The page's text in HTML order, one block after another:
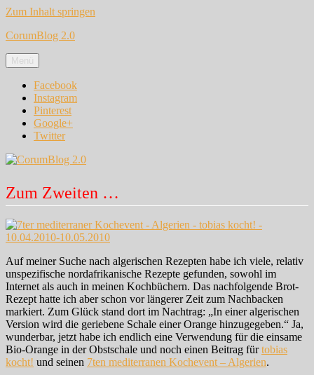
Zum Inhalt springen
CorumBlog 2.0
Menü
Facebook
Instagram
Pinterest
Google+
Twitter
Zum Zweiten …
Auf meiner Suche nach algerischen Rezepten habe ich viele, relativ
unspezifische nordafrikanische Rezepte gefunden, sowohl im
Internet als auch in meinen Kochbüchern. Das nachfolgende Brot-
Rezept hatte ich aber schon vor längerer Zeit zum Nachbacken
markiert. Zum Glück stand dort im Nachtrag: „In einer algerischen
Version wird die geriebene Schale einer Orange hinzugegeben.“ Ja,
wunderbar, jetzt habe ich endlich eine Verwendung für die einsame
Bio-Orange in der Obstschale und noch einen Beitrag fürtobias
kocht! und seinen 7ten mediterranen Kochevent – Algerien.